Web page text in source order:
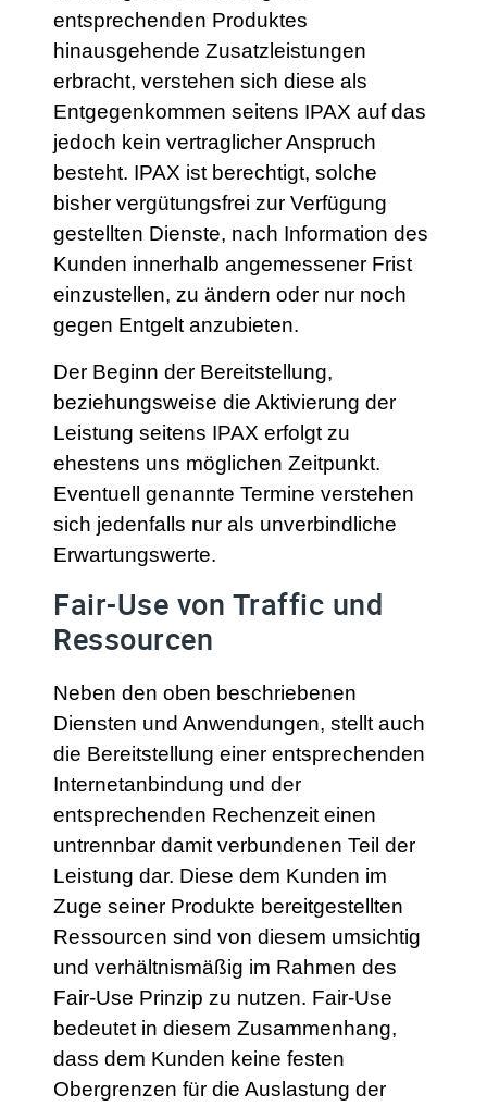
entsprechenden Produktes
hinausgehende Zusatzleistungen
erbracht, verstehen sich diese als
Entgegenkommen seitens IPAX auf das
jedoch kein vertraglicher Anspruch
besteht. IPAX ist berechtigt, solche
bisher vergütungsfrei zur Verfügung
gestellten Dienste, nach Information des
Kunden innerhalb angemessener Frist
einzustellen, zu ändern oder nur noch
gegen Entgelt anzubieten.
Der Beginn der Bereitstellung,
beziehungsweise die Aktivierung der
Leistung seitens IPAX erfolgt zu
ehestens uns möglichen Zeitpunkt.
Eventuell genannte Termine verstehen
sich jedenfalls nur als unverbindliche
Erwartungswerte.
Fair-Use von Traffic und
Ressourcen
Neben den oben beschriebenen
Diensten und Anwendungen, stellt auch
die Bereitstellung einer entsprechenden
Internetanbindung und der
entsprechenden Rechenzeit einen
untrennbar damit verbundenen Teil der
Leistung dar. Diese dem Kunden im
Zuge seiner Produkte bereitgestellten
Ressourcen sind von diesem umsichtig
und verhältnismäßig im Rahmen des
Fair-Use Prinzip zu nutzen. Fair-Use
bedeutet in diesem Zusammenhang,
dass dem Kunden keine festen
Obergrenzen für die Auslastung der